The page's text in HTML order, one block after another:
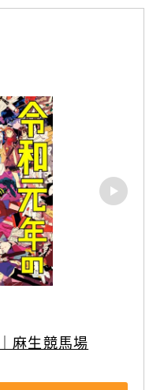
麻生競馬場